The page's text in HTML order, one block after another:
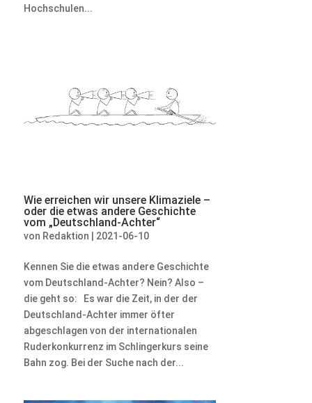
Hochschulen...
Wie erreichen wir unsere Klimaziele –
oder die etwas andere Geschichte
vom „Deutschland-Achter“
von Redaktion 2021-06-10
Kennen Sie die etwas andere Geschichte
vom Deutschland-Achter? Nein? Also –
die geht so: Es war die Zeit, in der der
Deutschland-Achter immer öfter
abgeschlagen von der internationalen
Ruderkonkurrenz im Schlingerkurs seine
Bahn zog. Bei der Suche nach der...